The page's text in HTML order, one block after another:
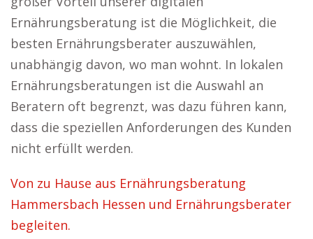
Ernährungsberatung ist die Möglichkeit, die
besten Ernährungsberater auszuwählen,
unabhängig davon, wo man wohnt. In lokalen
Ernährungsberatungen ist die Auswahl an
Beratern oft begrenzt, was dazu führen kann,
dass die speziellen Anforderungen des Kunden
nicht erfüllt werden.
Von zu Hause aus Ernährungsberatung
Hammersbach Hessen und Ernährungsberater
begleiten.